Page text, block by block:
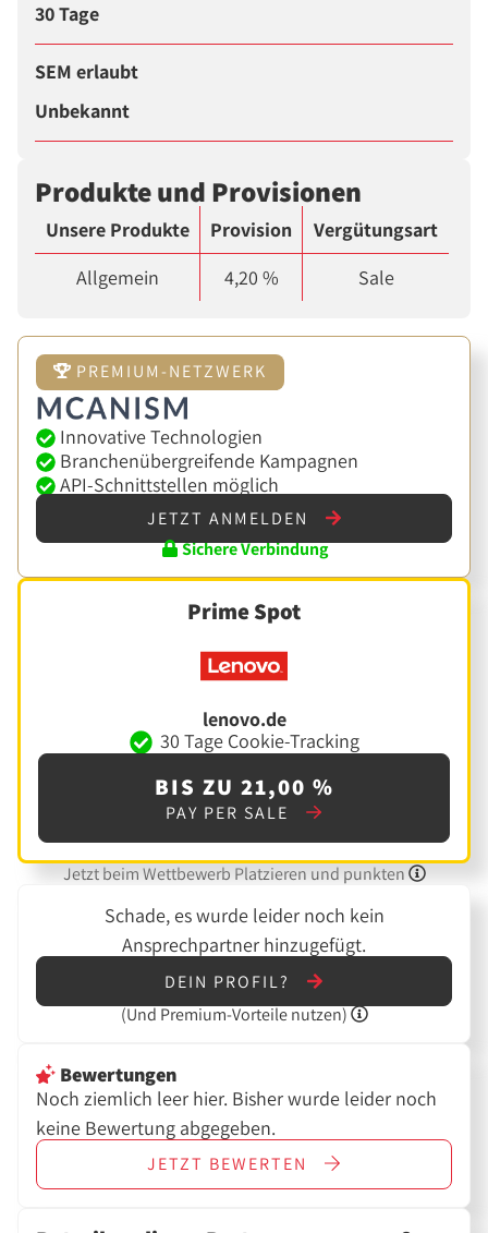
30 Tage
SEM erlaubt
Unbekannt
Produkte und Provisionen
Unsere Produkte Provision
Vergütungsart
Allgemein
4,20 % Sale
PREMIUM-NETZWERK
Innovative Technologien
Branchenübergreifende Kampagnen
API-Schnittstellen möglich
JETZT ANMELDEN
Sichere Verbindung
Prime Spot
lenovo.de
30 Tage Cookie-Tracking
BIS ZU 21,00 %
PAY PER SALE
Jetzt beim Wettbewerb Platzieren und punkten
Schade, es wurde leider noch kein
Ansprechpartner hinzugefügt.
DEIN PROFIL?
(Und Premium-Vorteile nutzen)
Bewertungen
Noch ziemlich leer hier. Bisher wurde leider noch
keine Bewertung abgegeben.
JETZT BEWERTEN